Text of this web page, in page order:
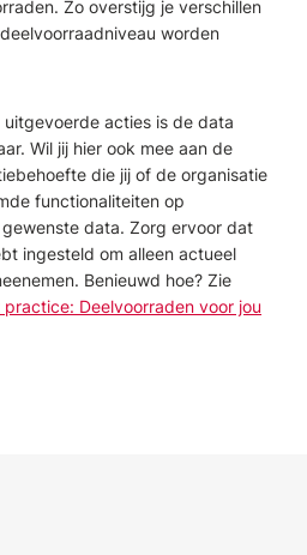
Zo overstijg je verschillen
worden
acties is de data
Wil jij hier ook mee aan de
die jij of de organisatie
functionaliteiten op
data. Zorg ervoor dat
ingesteld om alleen actueel
Benieuwd hoe? Zie
practice: Deelvoorraden voor jou